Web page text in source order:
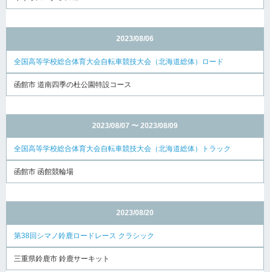
2023/08/06
全国高等学校総合体育大会自転車競技大会（北海道総体）ロード
函館市 道南四季の杜公園特設コース
2023/08/07 〜 2023/08/09
全国高等学校総合体育大会自転車競技大会（北海道総体）トラック
函館市 函館競輪場
2023/08/20
第38回シマノ鈴鹿ロードレース クラシック
三重県鈴鹿市 鈴鹿サーキット